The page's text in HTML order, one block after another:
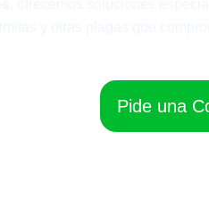
Pide una